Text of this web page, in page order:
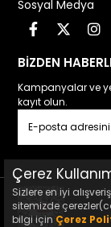
Sosyal Medya
BİZDEN
Kampanyalar ve
kayıt olun.
Çerez
Sizlere en iyi
sitemizde
bilgi için Çerez